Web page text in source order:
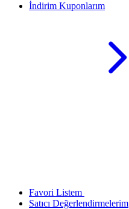
İndirim Kuponlarım
Favori Listem
Satıcı Değerlendirmelerim